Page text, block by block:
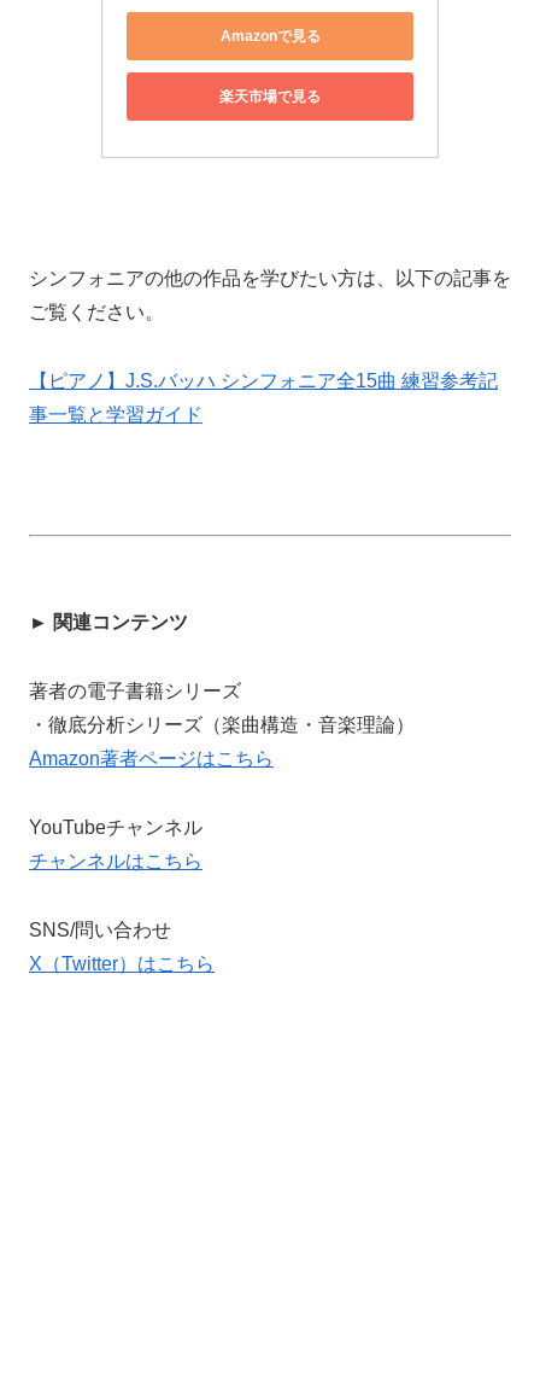
Amazonで見る
楽天市場で見る
シンフォニアの他の作品を学びたい方は、以下の記事を
ご覧ください。
【ピアノ】J.S.バッハ シンフォニア全15曲 練習参考記
事一覧と学習ガイド
► 関連コンテンツ
著者の電子書籍シリーズ
・徹底分析シリーズ（楽曲構造・音楽理論）
Amazon著者ページはこちら
YouTubeチャンネル
チャンネルはこちら
SNS/問い合わせ
X（Twitter）はこちら